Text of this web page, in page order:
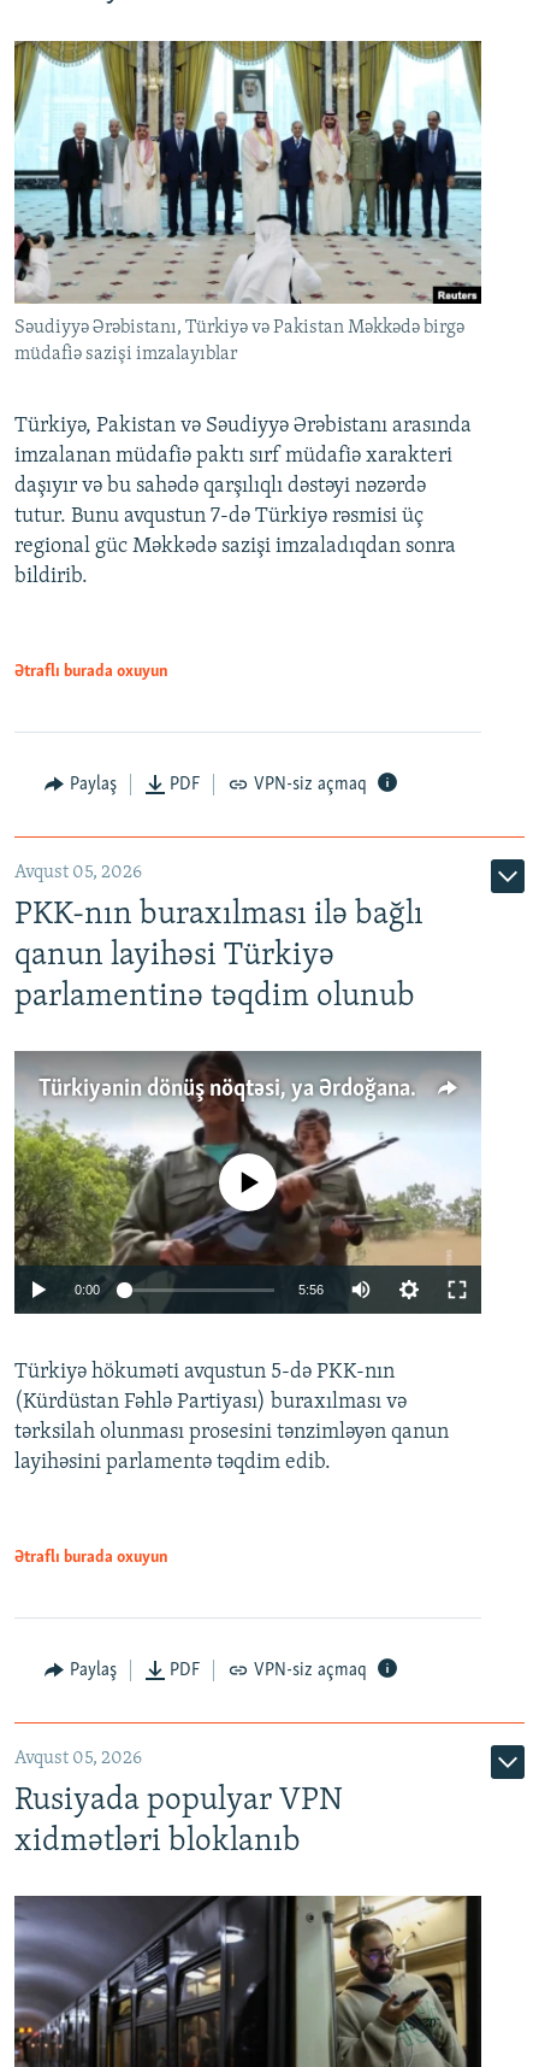
Səudiyyə Ərəbistanı, Türkiyə və Pakistan Məkkədə birgə
müdafiə sazişi imzalayıblar
Türkiyə, Pakistan və Səudiyyə Ərəbistanı arasında
imzalanan müdafiə paktı sırf müdafiə xarakteri
daşıyır və bu sahədə qarşılıqlı dəstəyi nəzərdə
tutur. Bunu avqustun 7-də Türkiyə rəsmisi üç
regional güc Məkkədə sazişi imzaladıqdan sonra
bildirib.
Ətraflı burada oxuyun
Paylaş PDF VPN-siz açmaq
Avqust 05, 2026
PKK-nın buraxılması ilə bağlı
qanun layihəsi Türkiyə
parlamentinə təqdim olunub
Türkiyənin dönüş nöqtəsi, ya Ərdoğana üçüncü şans: PKK ilə qəfil barışıq nə deməkdir?
Auto 240p 360p 480p
720p 1080p
No media source currently available
0:00 5:56
360p
480p
Türkiyə hökuməti avqustun 5-də PKK-nın
(Kürdüstan Fəhlə Partiyası) buraxılması və
tərksilah olunması prosesini tənzimləyən qanun
layihəsini parlamentə təqdim edib.
Ətraflı burada oxuyun
Paylaş PDF VPN-siz açmaq
Avqust 05, 2026
Rusiyada populyar VPN
xidmətləri bloklanıb